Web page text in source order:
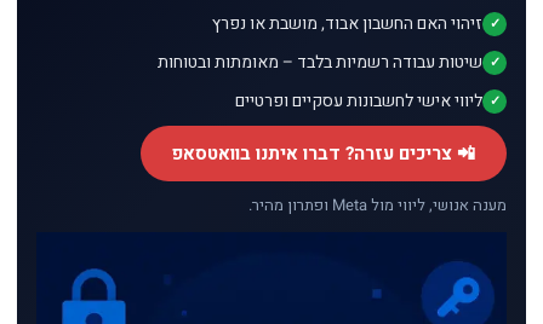
זיהוי האם החשבון אבוד, מושבת או נפרץ
שיטות עבודה רשמיות בלבד – מאומתות ובטוחות
ליווי אישי לחשבונות עסקיים ופרטיים
📲 צריכים עזרה? דברו איתנו בוואטסאפ
מענה אנושי, ליווי מול Meta ופתרון מהיר.